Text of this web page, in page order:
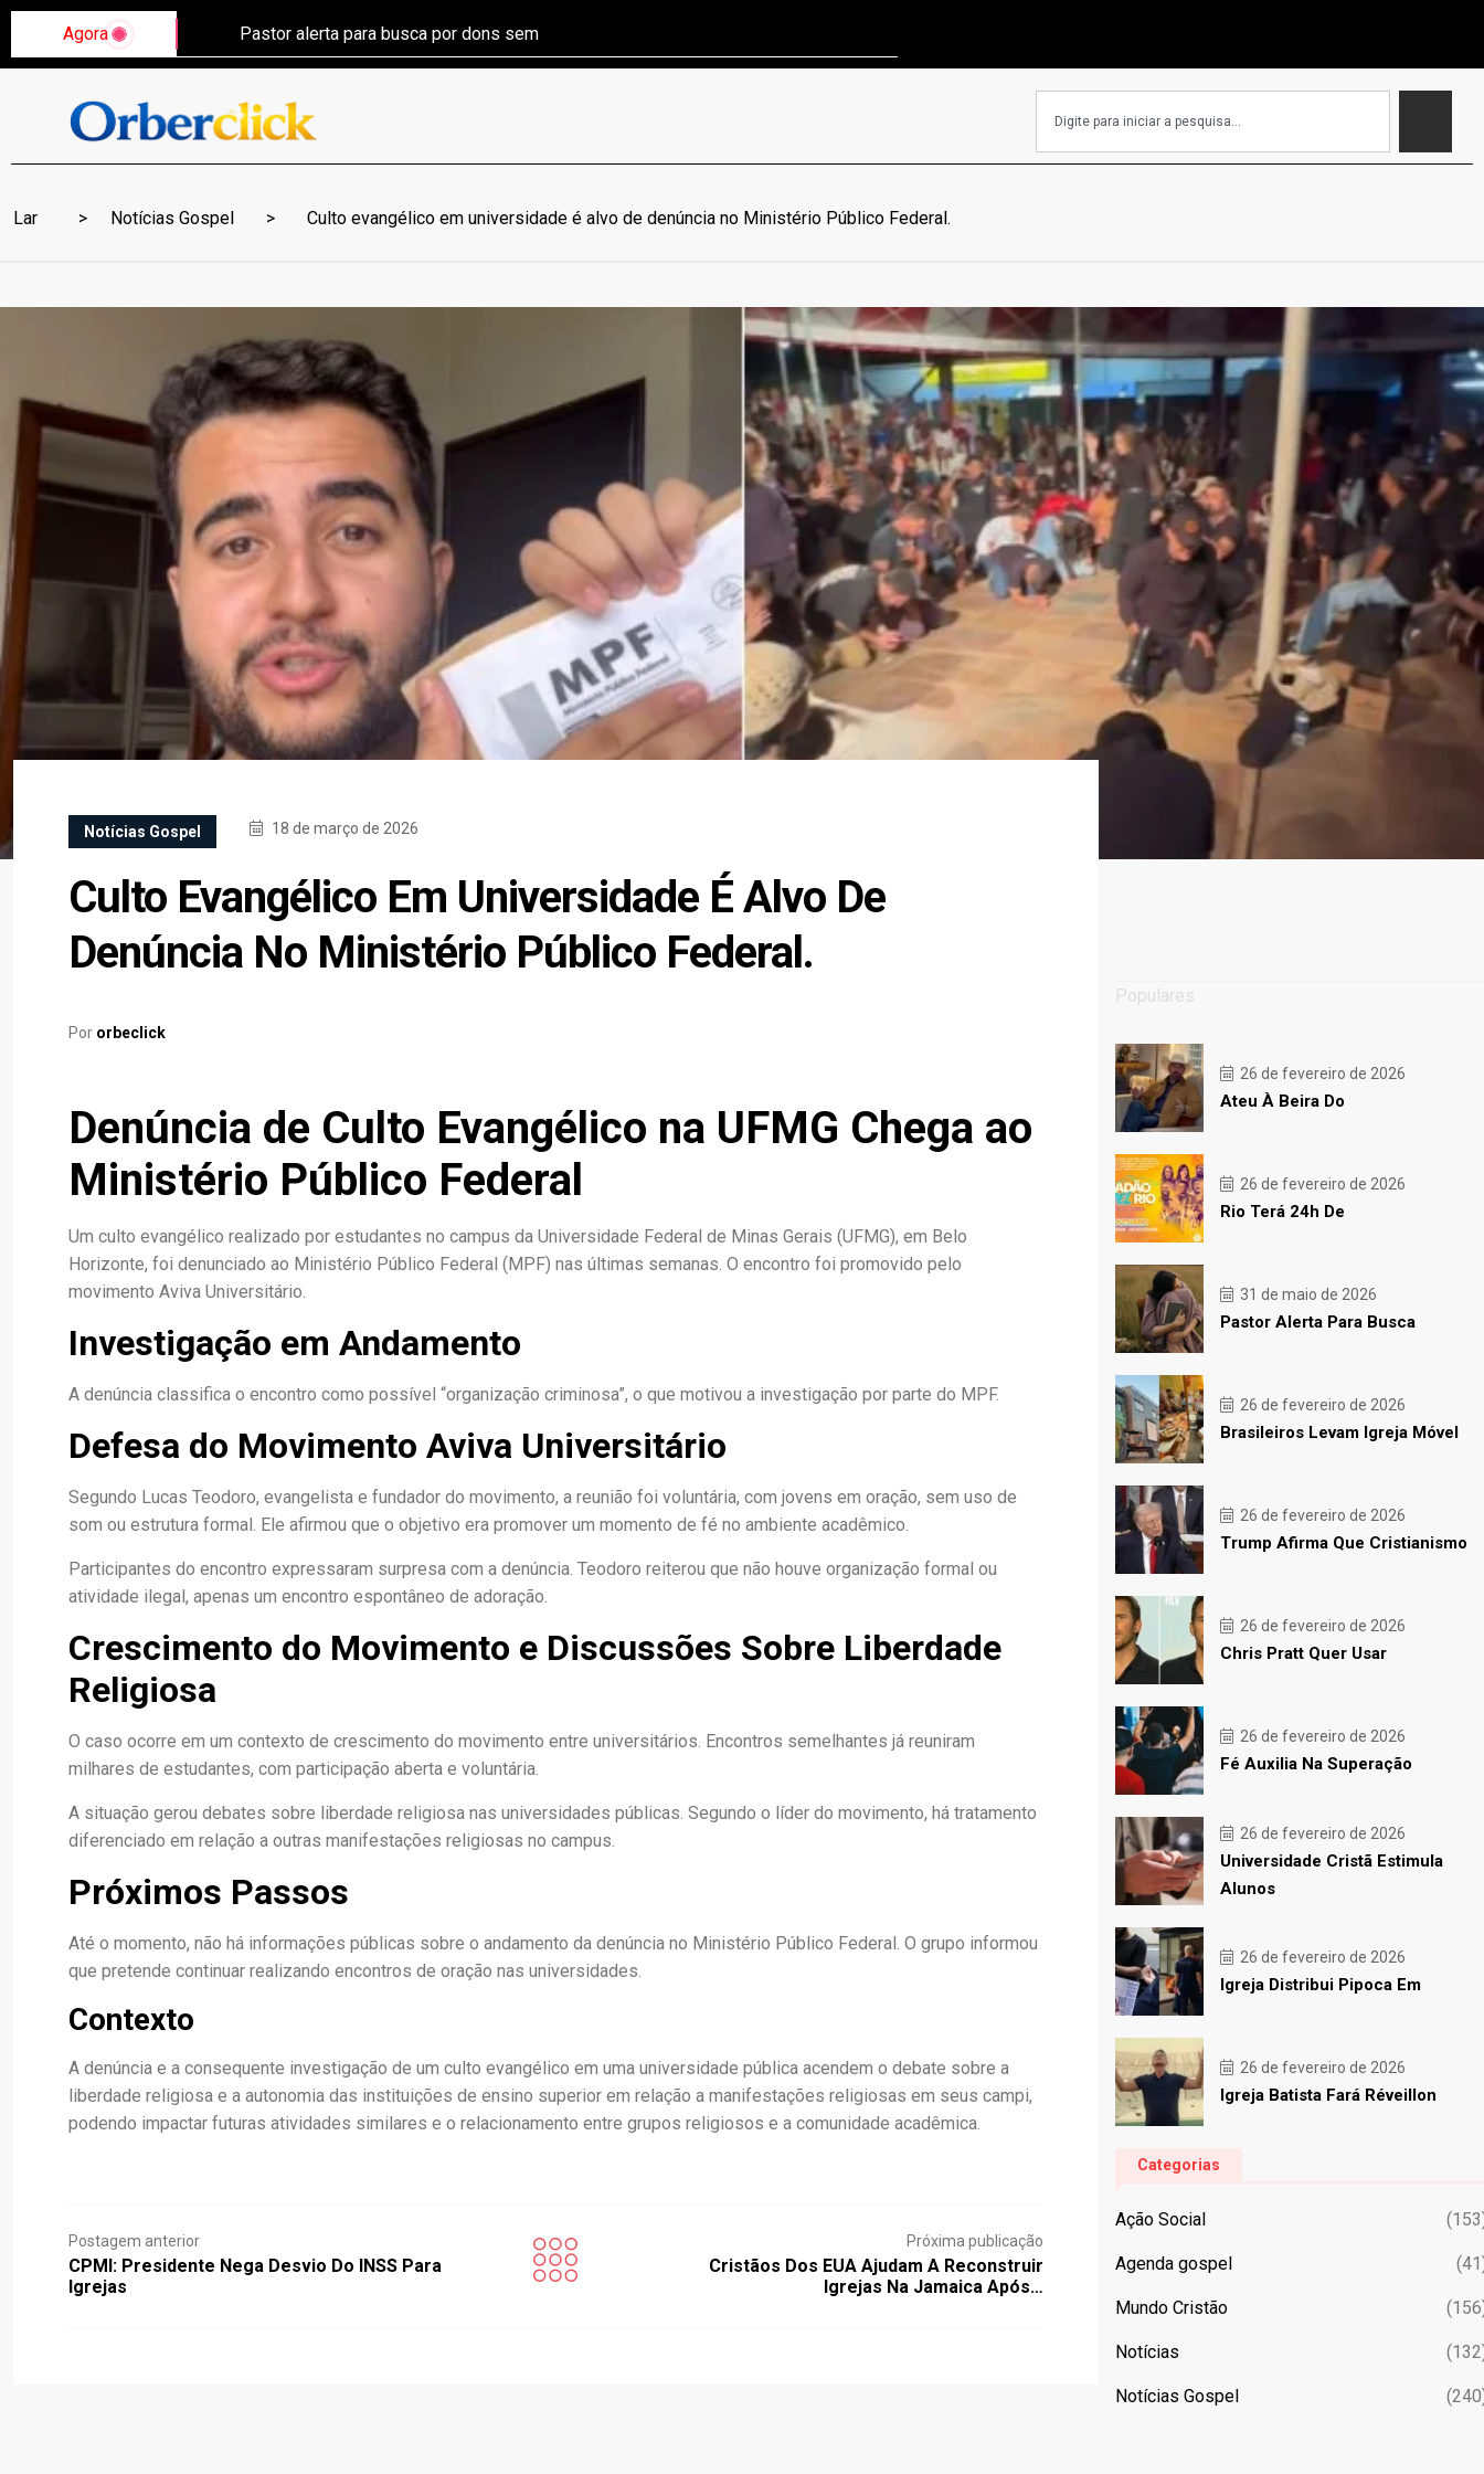
Agora Pastor alerta para busca por dons sem
Lar Notícias Gospel Culto evangélico em universidade é alvo de denúncia no Ministério Público Federal.
Notícias Gospel 18 de março de 2026
Culto Evangélico Em Universidade É Alvo De
Denúncia No Ministério Público Federal.
Por orbeclick
Denúncia de Culto Evangélico na UFMG Chega ao
Ministério Público Federal
Um culto evangélico realizado por estudantes no campus da Universidade Federal de Minas Gerais (UFMG), em Belo
Horizonte, foi denunciado ao Ministério Público Federal (MPF) nas últimas semanas. O encontro foi promovido pelo
movimento Aviva Universitário.
Investigação em Andamento
A denúncia classifica o encontro como possível “organização criminosa”, o que motivou a investigação por parte do MPF.
Defesa do Movimento Aviva Universitário
Segundo Lucas Teodoro, evangelista e fundador do movimento, a reunião foi voluntária, com jovens em oração, sem uso de
som ou estrutura formal. Ele afirmou que o objetivo era promover um momento de fé no ambiente acadêmico.
Participantes do encontro expressaram surpresa com a denúncia. Teodoro reiterou que não houve organização formal ou
atividade ilegal, apenas um encontro espontâneo de adoração.
Crescimento do Movimento e Discussões Sobre Liberdade
Religiosa
O caso ocorre em um contexto de crescimento do movimento entre universitários. Encontros semelhantes já reuniram
milhares de estudantes, com participação aberta e voluntária.
A situação gerou debates sobre liberdade religiosa nas universidades públicas. Segundo o líder do movimento, há tratamento
diferenciado em relação a outras manifestações religiosas no campus.
Próximos Passos
Até o momento, não há informações públicas sobre o andamento da denúncia no Ministério Público Federal. O grupo informou
que pretende continuar realizando encontros de oração nas universidades.
Contexto
A denúncia e a consequente investigação de um culto evangélico em uma universidade pública acendem o debate sobre a
liberdade religiosa e a autonomia das instituições de ensino superior em relação a manifestações religiosas em seus campi,
podendo impactar futuras atividades similares e o relacionamento entre grupos religiosos e a comunidade acadêmica.
Postagem anterior
CPMI: Presidente Nega Desvio Do INSS Para
Igrejas
Próxima publicação
Cristãos Dos EUA Ajudam A Reconstruir
Igrejas Na Jamaica Após…
Populares
26 de fevereiro de 2026
Ateu À Beira Do
26 de fevereiro de 2026
Rio Terá 24h De
31 de maio de 2026
Pastor Alerta Para Busca
26 de fevereiro de 2026
Brasileiros Levam Igreja Móvel
26 de fevereiro de 2026
Trump Afirma Que Cristianismo
26 de fevereiro de 2026
Chris Pratt Quer Usar
26 de fevereiro de 2026
Fé Auxilia Na Superação
26 de fevereiro de 2026
Universidade Cristã Estimula
Alunos
26 de fevereiro de 2026
Igreja Distribui Pipoca Em
26 de fevereiro de 2026
Igreja Batista Fará Réveillon
Categorias
Ação Social
Agenda gospel
Mundo Cristão
Notícias
Notícias Gospel